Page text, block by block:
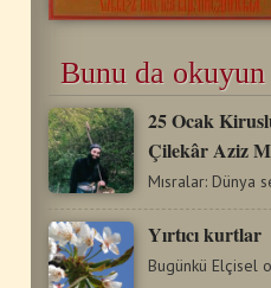
Bunu da okuyun
25 Ocak
Çilekâr Aziz
Yırtıcı kurtlar